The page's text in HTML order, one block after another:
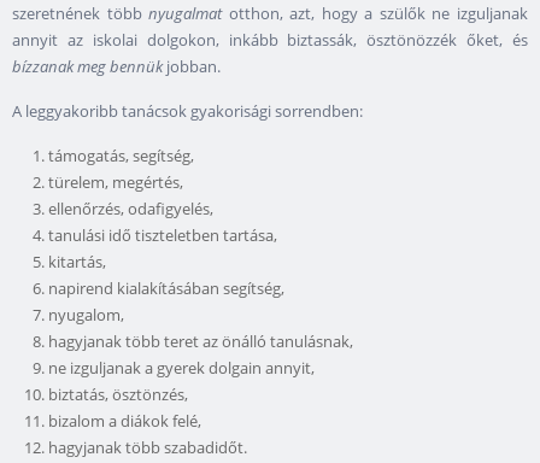
szeretnének többnyugalmatotthon, azt, hogy a szülők ne izguljanak
annyit az iskolai dolgokon, inkább biztassák, ösztönözzék őket, és
bízzanak meg bennükjobban.
A leggyakoribb tanácsok gyakorisági sorrendben:
támogatás, segítség,
türelem, megértés,
ellenőrzés, odafigyelés,
tanulási idő tiszteletben tartása,
kitartás,
napirend kialakításában segítség,
nyugalom,
hagyjanak több teret az önálló tanulásnak,
ne izguljanak a gyerek dolgain annyit,
biztatás, ösztönzés,
bizalom a diákok felé,
hagyjanak több szabadidőt.